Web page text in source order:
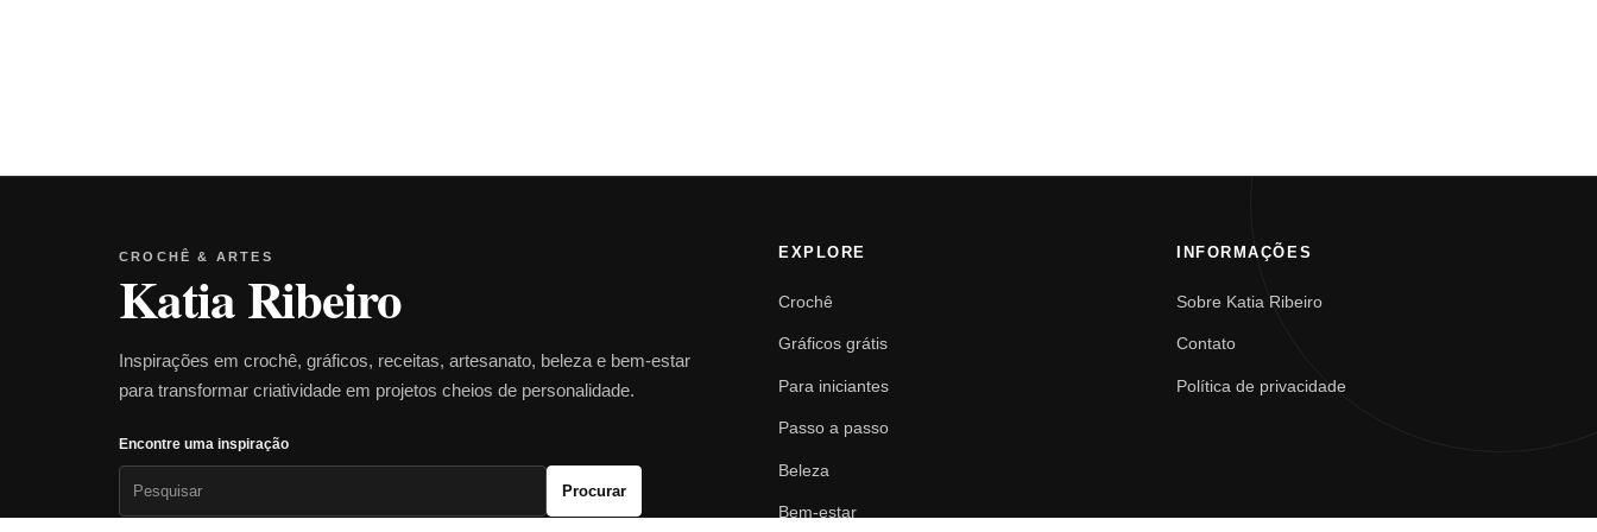
CROCHÊ & ARTES
Katia Ribeiro
Inspirações em crochê, gráficos, receitas, artesanato, beleza e bem-estar
para transformar criatividade em projetos cheios de personalidade.
Encontre uma inspiração
Procurar
EXPLORE
Crochê
Gráficos grátis
Para iniciantes
Passo a passo
Beleza
Bem-estar
INFORMAÇÕES
Sobre Katia Ribeiro
Contato
Política de privacidade